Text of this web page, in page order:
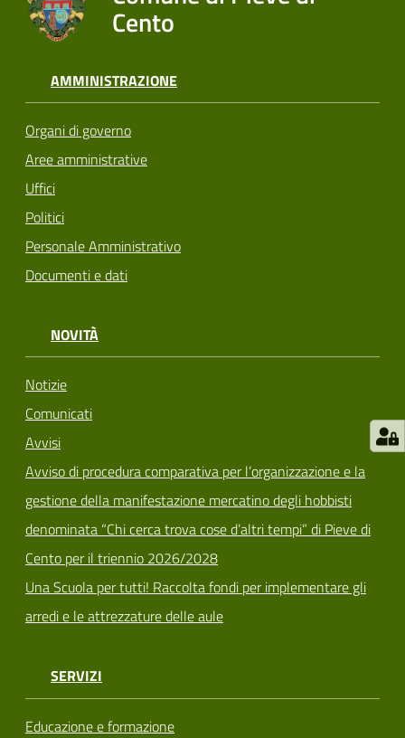
Cento
AMMINISTRAZIONE
Organi di governo
Aree amministrative
Uffici
Politici
Personale Amministrativo
Documenti e dati
NOVITÀ
Notizie
Comunicati
Avvisi
Avviso di procedura comparativa per l’organizzazione e la
gestione della manifestazione mercatino degli hobbisti
denominata “Chi cerca trova cose d’altri tempi” di Pieve di
Cento per il triennio 2026/2028
Una Scuola per tutti! Raccolta fondi per implementare gli
arredi e le attrezzature delle aule
SERVIZI
Educazione e formazione